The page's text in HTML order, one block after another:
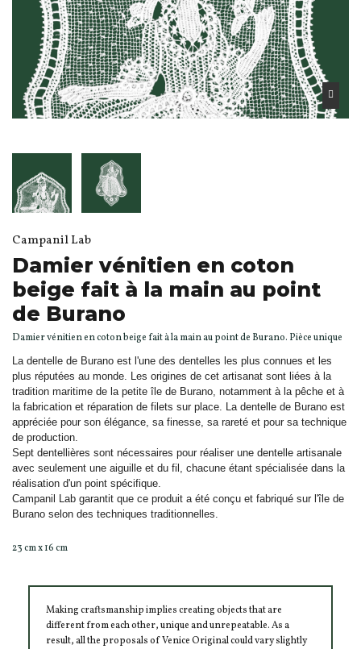
Campanil Lab
Damier vénitien en coton
beige fait à la main au point
de Burano
Damier vénitien en coton beige fait à la main au point de Burano. Pièce unique
La dentelle de Burano est l'une des dentelles les plus connues et les
plus réputées au monde. Les origines de cet artisanat sont liées à la
tradition maritime de la petite île de Burano, notamment à la pêche et à
la fabrication et réparation de filets sur place. La dentelle de Burano est
appréciée pour son élégance, sa finesse, sa rareté et pour sa technique
de production.
Sept dentellières sont nécessaires pour réaliser une dentelle artisanale
avec seulement une aiguille et du fil, chacune étant spécialisée dans la
réalisation d'un point spécifique.
Campanil Lab garantit que ce produit a été conçu et fabriqué sur l'île de
Burano selon des techniques traditionnelles.
23 cm x 16 cm
Making craftsmanship implies creating objects that are
different from each other, unique and unrepeatable. As a
result, all the proposals of Venice Original could vary slightly